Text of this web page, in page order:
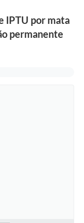
IPTU por mata
permanente